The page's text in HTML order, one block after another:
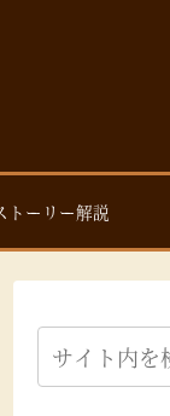
トーリー解説